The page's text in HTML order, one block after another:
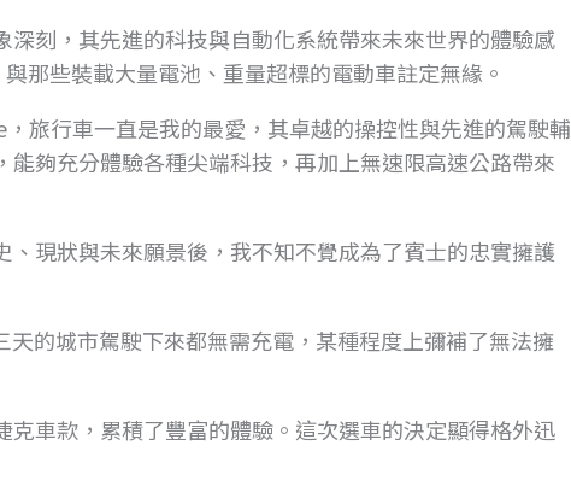
刻，其先進的科技與自動化系統帶來未來世界的體驗感
那些裝載大量電池、重量超標的電動車註定無緣。
旅行車一直是我的最愛，其卓越的操控性與先進的駕駛輔
夠充分體驗各種尖端科技，再加上無速限高速公路帶來
現狀與未來願景後，我不知不覺成為了賓士的忠實擁護
的城市駕駛下來都無需充電，某種程度上彌補了無法擁
車款，累積了豐富的體驗。這次選車的決定顯得格外迅